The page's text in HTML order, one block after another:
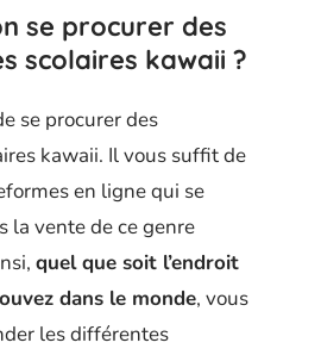
se procurer des
scolaires kawaii ?
se procurer des
kawaii. Il vous suffit de
en ligne qui se
la vente de ce genre
quel que soit l’endroit
dans le monde, vous
les différentes